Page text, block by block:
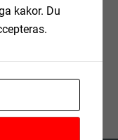
lanseras
kakor. Du